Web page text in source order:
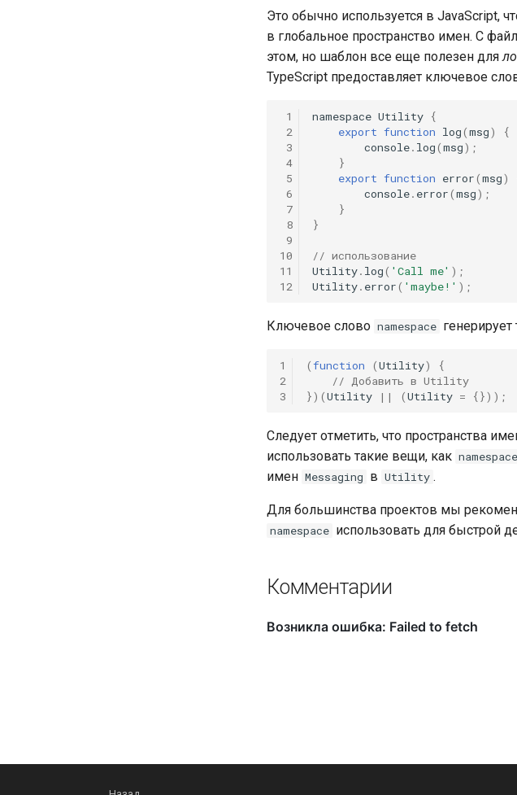
Это обычно используется в JavaScript,
в глобальное пространство имен. С
этом, но шаблон все еще полезен для
TypeScript предоставляет ключевое
1
2
3
4
5
6
7
8
9
10
11
12
namespace Utility {
export function log(msg)
{
console. log(msg);
}
export function error(msg)
console. error(msg);
}
}
// использование
Utility. log( 'Call me' );
Utility. error( 'maybe!' );
Ключевое слово namespace
1
2
3
(function (Utility)
{
// Добавить в Utility
})(Utility || (Utility = {}));
Следует отметить, что пространства
использовать такие вещи, как
имен Messaging в Utility .
Для большинства проектов мы
namespace использовать для быстрой
Комментарии